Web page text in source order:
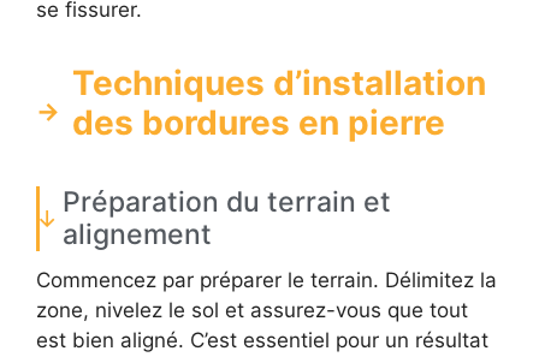
se fissurer.
Techniques d’installation
des bordures en pierre
Préparation du terrain et
alignement
Commencez par préparer le terrain. Délimitez la
zone, nivelez le sol et assurez-vous que tout
est bien aligné. C’est essentiel pour un résultat